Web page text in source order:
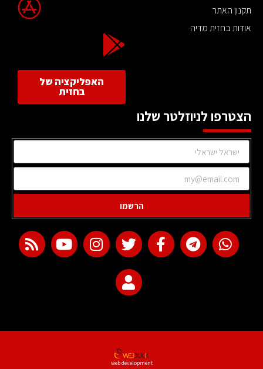
תקנון האתר
אודות בחזית מדיה
האפליקציה של
בחזית
הצטרפו לניוזלטר שלנו
הרשמו
web development